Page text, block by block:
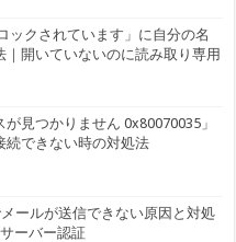
ックされています」に自分の名
｜開いていないのに読み取り専用
が見つかりません 0x80070035」
続できない時の対処法
メールが送信できない原因と対処
ーバー認証